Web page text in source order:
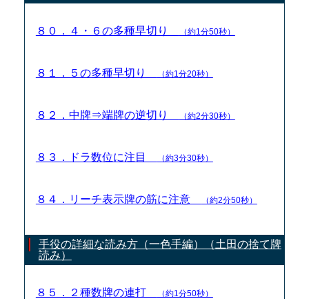
８０．４・６の多種早切り （約1分50秒）
８１．５の多種早切り （約1分20秒）
８２．中牌⇒端牌の逆切り （約2分30秒）
８３．ドラ数位に注目 （約3分30秒）
８４．リーチ表示牌の筋に注意 （約2分50秒）
手役の詳細な読み方（一色手編）（土田の捨て牌
読み）
８５．２種数牌の連打 （約1分50秒）